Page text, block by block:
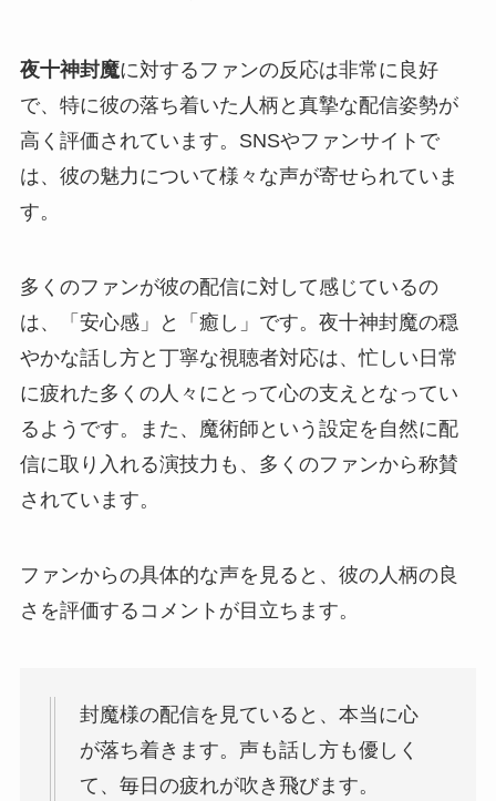
夜十神封魔に対するファンの反応は非常に良好
で、特に彼の落ち着いた人柄と真摯な配信姿勢が
高く評価されています。SNSやファンサイトで
は、彼の魅力について様々な声が寄せられていま
す。
多くのファンが彼の配信に対して感じているの
は、「安心感」と「癒し」です。夜十神封魔の穏
やかな話し方と丁寧な視聴者対応は、忙しい日常
に疲れた多くの人々にとって心の支えとなってい
るようです。また、魔術師という設定を自然に配
信に取り入れる演技力も、多くのファンから称賛
されています。
ファンからの具体的な声を見ると、彼の人柄の良
さを評価するコメントが目立ちます。
封魔様の配信を見ていると、本当に心
が落ち着きます。声も話し方も優しく
て、毎日の疲れが吹き飛びます。